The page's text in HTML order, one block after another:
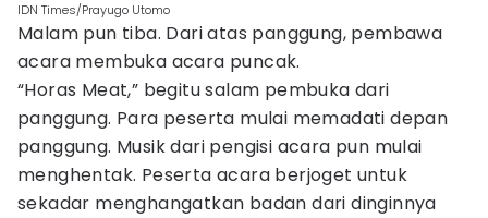
IDN Times/Prayugo Utomo
Malam pun tiba. Dari atas panggung, pembawa
acara membuka acara puncak.
“Horas Meat,” begitu salam pembuka dari
panggung. Para peserta mulai memadati depan
panggung. Musik dari pengisi acara pun mulai
menghentak. Peserta acara berjoget untuk
sekadar menghangatkan badan dari dinginnya